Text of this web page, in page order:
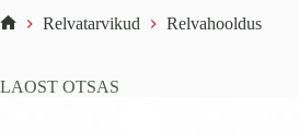
Relvatarvikud Relvahooldus
LAOST OTSAS